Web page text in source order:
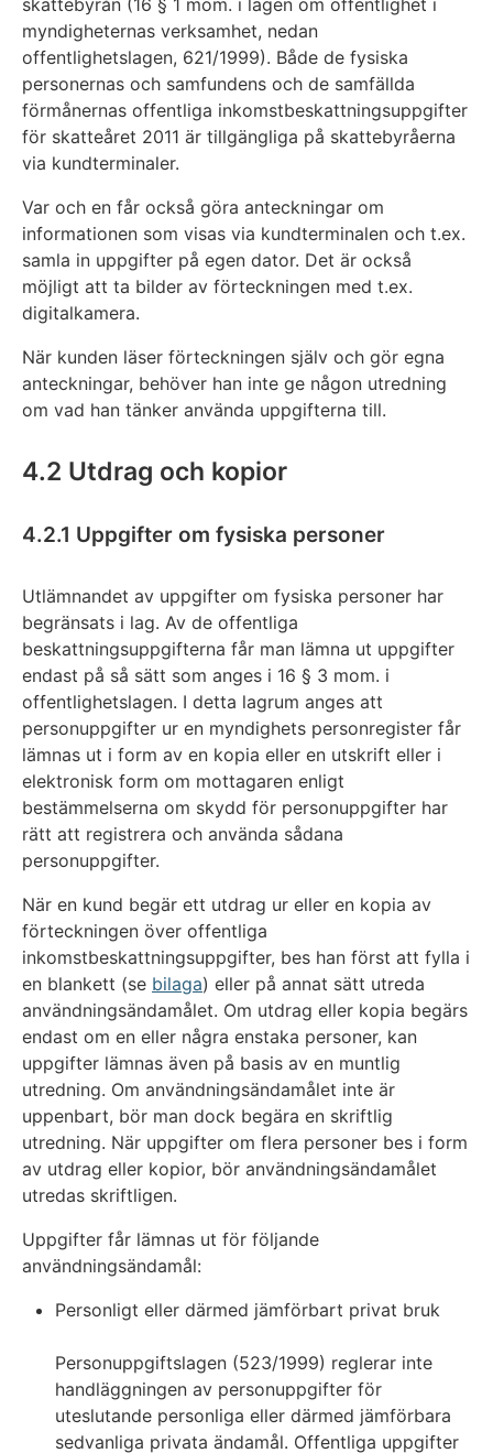
myndigheternas verksamhet, nedan
offentlighetslagen, 621/1999). Både de fysiska
personernas och samfundens och de samfällda
förmånernas offentliga inkomstbeskattningsuppgifter
för skatteåret 2011 är tillgängliga på skattebyråerna
via kundterminaler.
Var och en får också göra anteckningar om
informationen som visas via kundterminalen och t.ex.
samla in uppgifter på egen dator. Det är också
möjligt att ta bilder av förteckningen med t.ex.
digitalkamera.
När kunden läser förteckningen själv och gör egna
anteckningar, behöver han inte ge någon utredning
om vad han tänker använda uppgifterna till.
4.2 Utdrag och kopior
4.2.1 Uppgifter om fysiska personer
Utlämnandet av uppgifter om fysiska personer har
begränsats i lag. Av de offentliga
beskattningsuppgifterna får man lämna ut uppgifter
endast på så sätt som anges i 16 § 3 mom. i
offentlighetslagen. I detta lagrum anges att
personuppgifter ur en myndighets personregister får
lämnas ut i form av en kopia eller en utskrift eller i
elektronisk form om mottagaren enligt
bestämmelserna om skydd för personuppgifter har
rätt att registrera och använda sådana
personuppgifter.
När en kund begär ett utdrag ur eller en kopia av
förteckningen över offentliga
inkomstbeskattningsuppgifter, bes han först att fylla i
en blankett (se bilaga) eller på annat sätt utreda
användningsändamålet. Om utdrag eller kopia begärs
endast om en eller några enstaka personer, kan
uppgifter lämnas även på basis av en muntlig
utredning. Om användningsändamålet inte är
uppenbart, bör man dock begära en skriftlig
utredning. När uppgifter om flera personer bes i form
av utdrag eller kopior, bör användningsändamålet
utredas skriftligen.
Uppgifter får lämnas ut för följande
användningsändamål:
Personligt eller därmed jämförbart privat bruk
Personuppgiftslagen (523/1999) reglerar inte
handläggningen av personuppgifter för
uteslutande personliga eller därmed jämförbara
sedvanliga privata ändamål. Offentliga uppgifter